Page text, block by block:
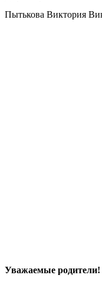
Пытькова Виктория
Уважаемые родители!